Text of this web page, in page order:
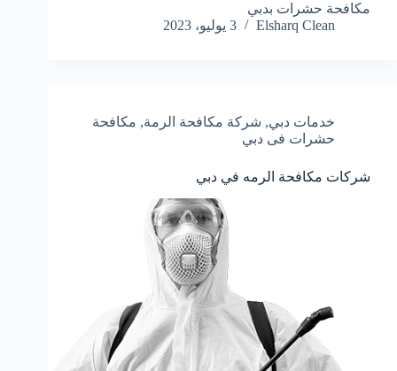
مكافحة حشرات بدبي
Elsharq Clean
3 يوليو، 2023
خدمات دبي, شركة مكافحة الرمة, مكافحة
حشرات فى دبي
شركات مكافحة الرمه في دبي